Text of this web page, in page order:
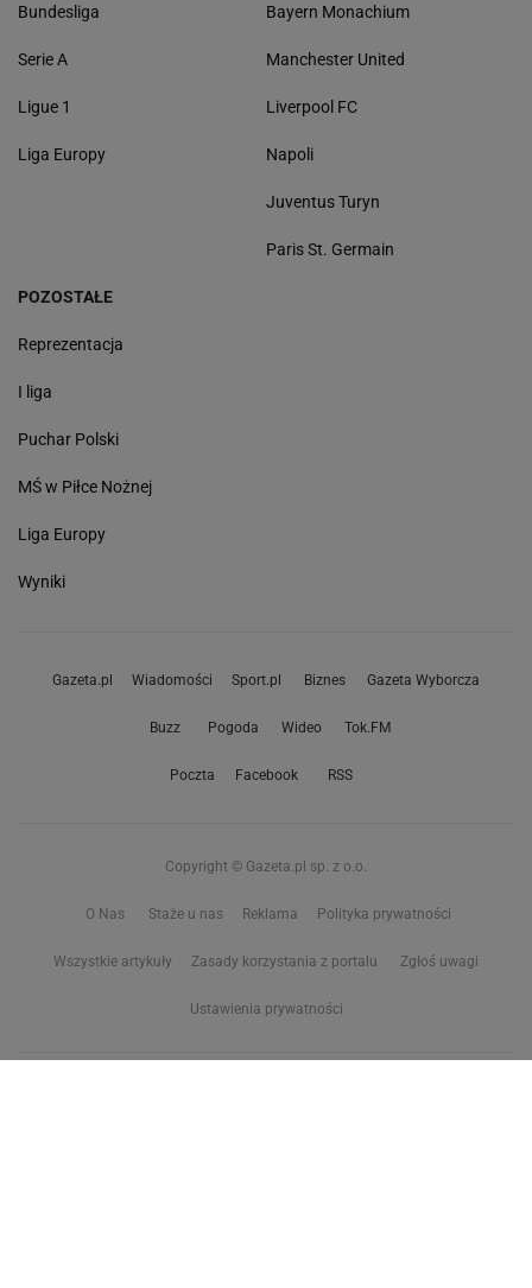
Bundesliga
Serie A
Ligue 1
Liga Europy
Bayern Monachium
Manchester United
Liverpool FC
Napoli
Juventus Turyn
Paris St. Germain
POZOSTAŁE
Reprezentacja
I liga
Puchar Polski
MŚ w Piłce Nożnej
Liga Europy
Wyniki
Gazeta.pl Wiadomości Sport.pl Biznes Gazeta Wyborcza
Buzz Pogoda Wideo Tok.FM
Poczta Facebook RSS
Copyright © Gazeta.pl sp. z o.o.
O Nas Staże u nas Reklama Polityka prywatności
Wszystkie artykuły Zasady korzystania z portalu Zgłoś uwagi
Ustawienia prywatności